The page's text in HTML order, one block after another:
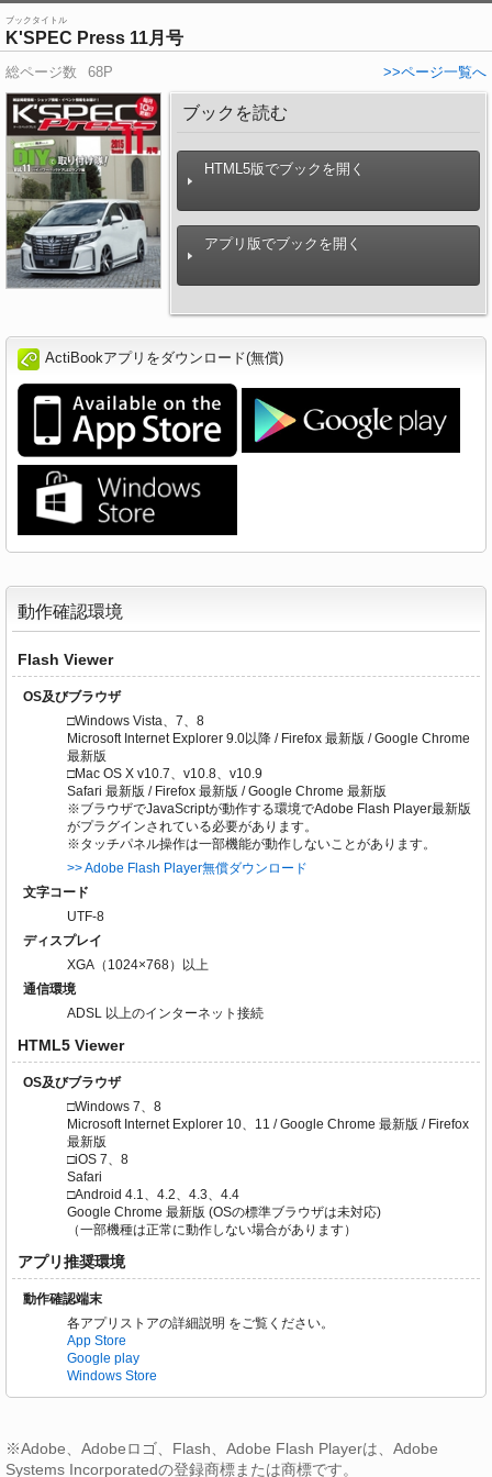
ブックタイトル
K'SPEC Press 11月号
総ページ数 68P >>ページ一覧へ
ブックを読む
HTML5版でブックを開く
アプリ版でブックを開く
ActiBookアプリをダウンロード(無償)
動作確認環境
Flash Viewer
OS及びブラウザ
□Windows Vista、7、8
Microsoft Internet Explorer 9.0以降 / Firefox 最新版 / Google Chrome
最新版
□Mac OS X v10.7、v10.8、v10.9
Safari 最新版 / Firefox 最新版 / Google Chrome 最新版
※ブラウザでJavaScriptが動作する環境でAdobe Flash Player最新版
がプラグインされている必要があります。
※タッチパネル操作は一部機能が動作しないことがあります。
>> Adobe Flash Player無償ダウンロード
文字コード
UTF-8
ディスプレイ
XGA（1024×768）以上
通信環境
ADSL 以上のインターネット接続
HTML5 Viewer
OS及びブラウザ
□Windows 7、8
Microsoft Internet Explorer 10、11 / Google Chrome 最新版 / Firefox
最新版
□iOS 7、8
Safari
□Android 4.1、4.2、4.3、4.4
Google Chrome 最新版 (OSの標準ブラウザは未対応)
（一部機種は正常に動作しない場合があります）
アプリ推奨環境
動作確認端末
各アプリストアの詳細説明 をご覧ください。
App Store
Google play
Windows Store
※Adobe、Adobeロゴ、Flash、Adobe Flash Playerは、Adobe
Systems Incorporatedの登録商標または商標です。